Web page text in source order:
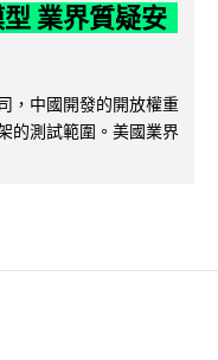
業界質疑安
，中國開發的開放權重
的測試範圍。美國業界